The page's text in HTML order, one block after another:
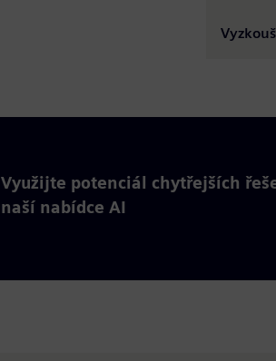
Využijte potenciál chytřejších
naší nabídce AI